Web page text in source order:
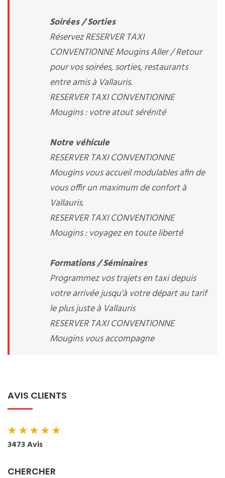
Soirées / Sorties
Réservez RESERVER TAXI
CONVENTIONNE Mougins Aller / Retour
pour vos soirées, sorties, restaurants
entre amis à Vallauris.
RESERVER TAXI CONVENTIONNE
Mougins : votre atout sérénité
Notre véhicule
RESERVER TAXI CONVENTIONNE
Mougins vous accueil modulables afin de
vous offir un maximum de confort à
Vallauris.
RESERVER TAXI CONVENTIONNE
Mougins : voyagez en toute liberté
Formations / Séminaires
Programmez vos trajets en taxi depuis
votre arrivée jusqu'à votre départ au tarif
le plus juste à Vallauris
RESERVER TAXI CONVENTIONNE
Mougins vous accompagne
AVIS CLIENTS
★★★★★
3473 Avis
CHERCHER